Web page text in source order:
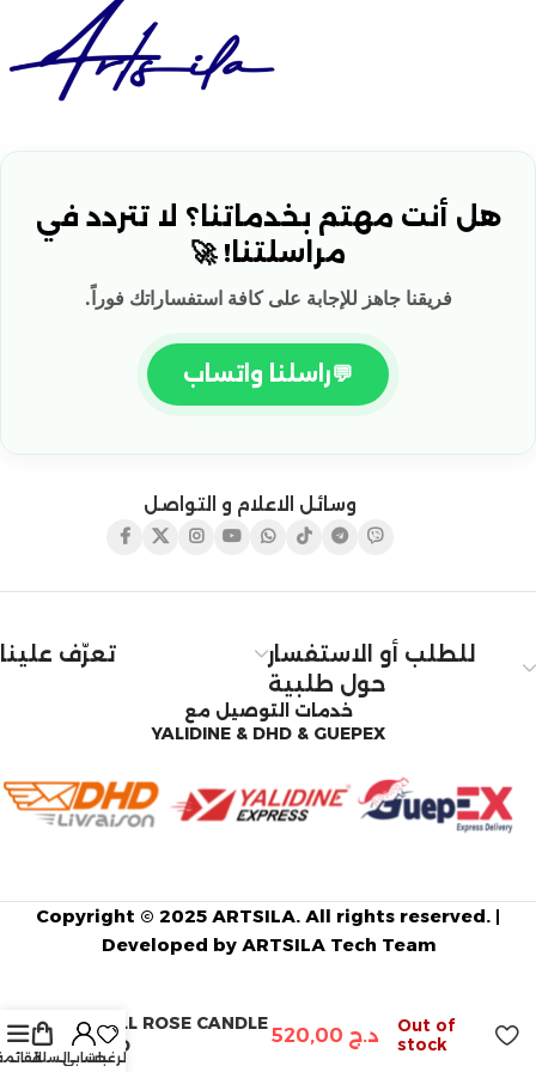
هل أنت مهتم بخدماتنا؟ لا تتردد في
مراسلتنا! 🚀
فريقنا جاهز للإجابة على كافة استفساراتك فوراً.
💬راسلنا واتساب
وسائل الاعلام و التواصل
تعرّف علينا
للطلب أو الاستفسار
حول طلبية
خدمات التوصيل مع
YALIDINE & DHD & GUEPEX
Copyright © 2025 ARTSILA. All rights reserved. |
Developed by ARTSILA Tech Team
SMALL ROSE CANDLE
MOLD
د.ج
Out of
stock
السلةحسابيالرغبات